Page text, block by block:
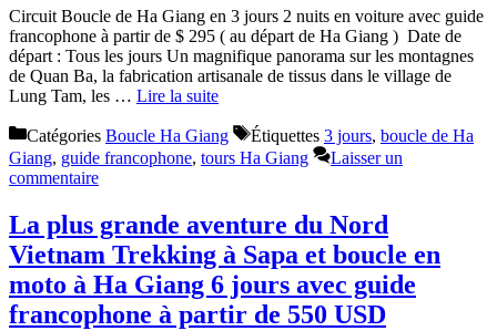
Circuit Boucle de Ha Giang en 3 jours 2 nuits en voiture avec guide
francophone à partir de $ 295 ( au départ de Ha Giang ) Date de
départ : Tous les jours Un magnifique panorama sur les montagnes
de Quan Ba, la fabrication artisanale de tissus dans le village de
Lung Tam, les … Lire la suite
Catégories Boucle Ha Giang Étiquettes 3 jours, boucle de Ha
Giang, guide francophone, tours Ha Giang
Laisser un
commentaire
La plus grande aventure du Nord
Vietnam Trekking à Sapa et boucle en
moto à Ha Giang 6 jours avec guide
francophone à partir de 550 USD